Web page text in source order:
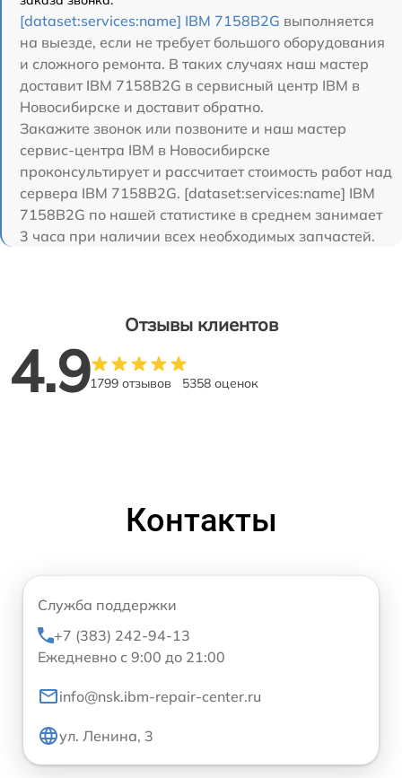
[dataset:services:name] IBM 7158B2G выполняется
на выезде, если не требует большого оборудования
и сложного ремонта. В таких случаях наш мастер
доставит IBM 7158B2G в сервисный центр IBM в
Новосибирске и доставит обратно.
Закажите звонок или позвоните и наш мастер
сервис-центра IBM в Новосибирске
проконсультирует и рассчитает стоимость работ над
сервера IBM 7158B2G. [dataset:services:name] IBM
7158B2G по нашей статистике в среднем занимает
3 часа при наличии всех необходимых запчастей.
Отзывы клиентов
4.91799 отзывов 5358 оценок
Контакты
Служба поддержки
+7 (383) 242-94-13
Ежедневно с 9:00 до 21:00
info@nsk.ibm-repair-center.ru
ул. Ленина, 3